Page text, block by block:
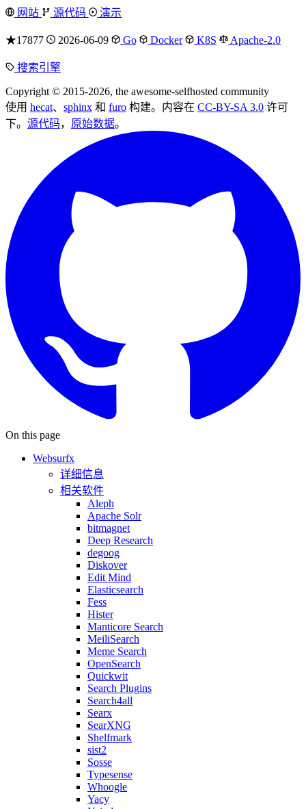
网站 源代码 演示
★17877 2026-06-09 Go Docker K8S Apache-2.0
搜索引擎
Copyright © 2015-2026, the awesome-selfhosted community
使用 hecat、 sphinx 和 furo 构建。内容在 CC-BY-SA 3.0 许可
下。 源代码， 原始数据。
On this page
Websurfx
详细信息
相关软件
Aleph
Apache Solr
bitmagnet
Deep Research
degoog
Diskover
Edit Mind
Elasticsearch
Fess
Hister
Manticore Search
MeiliSearch
Meme Search
OpenSearch
Quickwit
Search Plugins
Search4all
Searx
SearXNG
Shelfmark
sist2
Sosse
Typesense
Whoogle
Yacy